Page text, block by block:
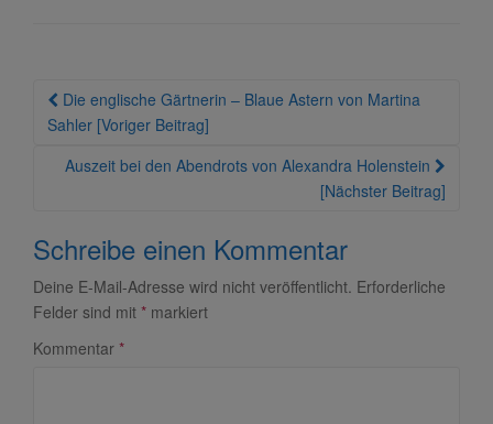
Beitragsnavigation
Die englische Gärtnerin – Blaue Astern von Martina
Sahler [Voriger Beitrag]
Auszeit bei den Abendrots von Alexandra Holenstein
[Nächster Beitrag]
Schreibe einen Kommentar
Deine E-Mail-Adresse wird nicht veröffentlicht. Erforderliche
Felder sind mit * markiert
Kommentar *